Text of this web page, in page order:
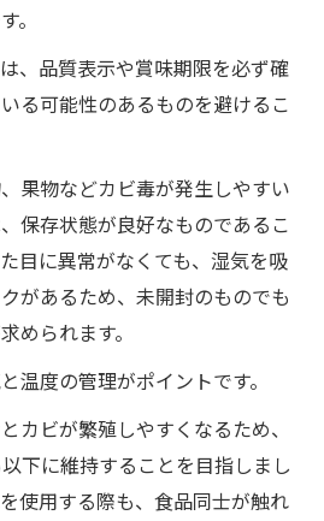
。
、品質表示や賞味期限を必ず確
る可能性のあるものを避けるこ
果物などカビ毒が発生しやすい
保存状態が良好なものであるこ
目に異常がなくても、湿気を吸
があるため、未開封のものでも
められます。
温度の管理がポイントです。
カビが繁殖しやすくなるため、
下に維持することを目指しまし
使用する際も、食品同士が触れ